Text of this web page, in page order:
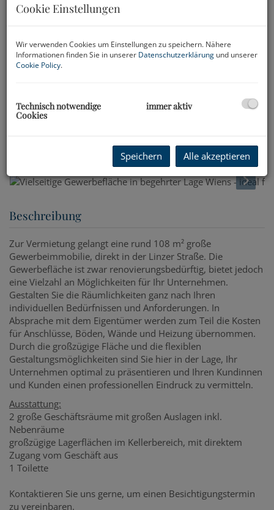
Beschreibung
Zur Vermietung gelangt eine rund 108 m² große
Gewerbeimmobilie, direkt in der Linzer Straße. Die
Gewerbefläche ist zwar renovierungsbedürftig, bietet jedoch
eine Vielzahl an Möglichkeiten für Ihr Unternehmen.
Gestalten Sie die Räumlichkeiten ganz nach Ihren
individuellen Bedürfnissen und Anforderungen. In
Absprache mit dem Eigentümer werden zum Teil die Kosten
für Anschlüsse, Böden, Wände und Heizung übernommen.
Durch die großzügige Fläche und die flexiblen
Gestaltungsmöglichkeiten sind Sie hier in der Lage, Ihr
Unternehmen optimal zu präsentieren und Ihren Kundinnen
und Kunden einen professionellen Eindruck zu vermitteln.
Ausstattung:
2 große Geschäftsräume mit großen Auslagen inkl.
Nebenräume
großzügige Lagerflächen im Kellerbereich, mit direktem
Zugang vom Geschäft aus
1 Toilette
Kontaktieren Sie uns gerne, um einen Besichtigungstermin
zu vereinbaren.
Cookie Einstellungen
Wir verwenden Cookies um Einstellungen zu speichern. Nähere
Informationen finden Sie in unserer Datenschutzerklärung und unserer
Cookie Policy.
Technisch notwendige
Cookies
immer aktiv
Speichern Alle akzeptieren